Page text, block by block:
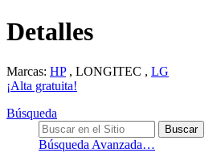
Detalles
Marcas: HP, LONGITEC , LG
¡Alta gratuita!
Búsqueda
Búsqueda Avanzada…